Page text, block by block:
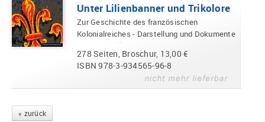
Unter Lilienbanner und Trikolore
Zur Geschichte des französischen
Kolonialreiches - Darstellung und Dokumente
278 Seiten, Broschur, 13,00 €
ISBN 978-3-934565-96-8
« zurück